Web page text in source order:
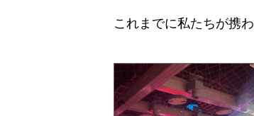
これまでに私たちが携